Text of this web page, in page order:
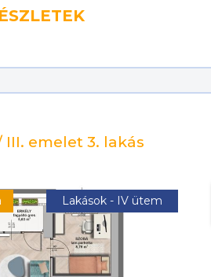
III. emelet 3. lakás
Lakások - IV ütem